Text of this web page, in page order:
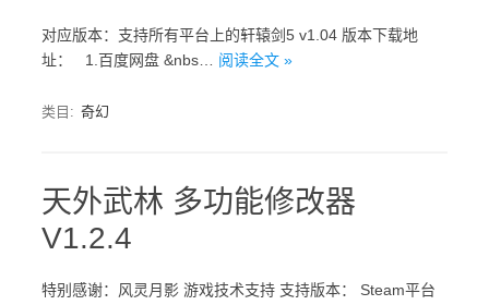
对应版本：支持所有平台上的轩辕剑5 v1.04 版本下载地
址： 1.百度网盘 &nbs… 阅读全文 »
类目: 奇幻
天外武林 多功能修改器
V1.2.4
特别感谢：风灵月影 游戏技术支持 支持版本： Steam平台